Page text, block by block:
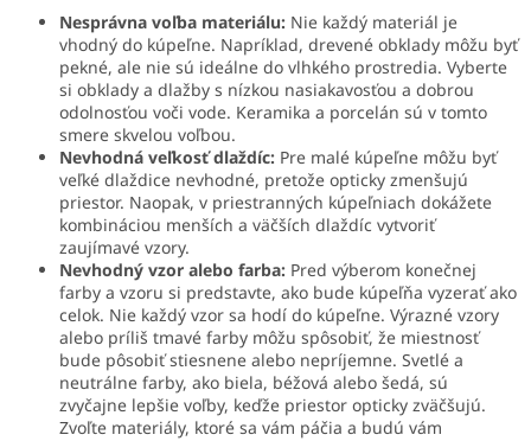
Nesprávna voľba materiálu: Nie každý materiál je
vhodný do kúpeľne. Napríklad, drevené obklady môžu byť
pekné, ale nie sú ideálne do vlhkého prostredia. Vyberte
si obklady a dlažby s nízkou nasiakavosťou a dobrou
odolnosťou voči vode. Keramika a porcelán sú v tomto
smere skvelou voľbou.
Nevhodná veľkosť dlaždíc: Pre malé kúpeľne môžu byť
veľké dlaždice nevhodné, pretože opticky zmenšujú
priestor. Naopak, v priestranných kúpeľniach dokážete
kombináciou menších a väčších dlaždíc vytvoriť
zaujímavé vzory.
Nevhodný vzor alebo farba: Pred výberom konečnej
farby a vzoru si predstavte, ako bude kúpeľňa vyzerať ako
celok. Nie každý vzor sa hodí do kúpeľne. Výrazné vzory
alebo príliš tmavé farby môžu spôsobiť, že miestnosť
bude pôsobiť stiesnene alebo nepríjemne. Svetlé a
neutrálne farby, ako biela, béžová alebo šedá, sú
zvyčajne lepšie voľby, keďže priestor opticky zväčšujú.
Zvoľte materiály, ktoré sa vám páčia a budú vám